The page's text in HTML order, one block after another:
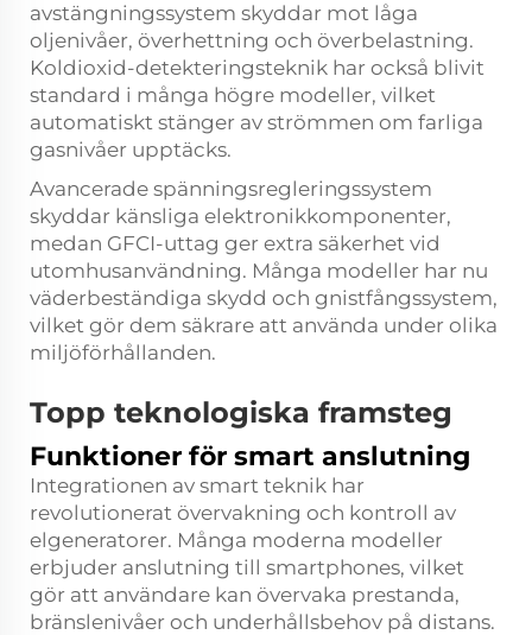
avstängningssystem skyddar mot låga
oljenivåer, överhettning och överbelastning.
Koldioxid-detekteringsteknik har också blivit
standard i många högre modeller, vilket
automatiskt stänger av strömmen om farliga
gasnivåer upptäcks.
Avancerade spänningsregleringssystem
skyddar känsliga elektronikkomponenter,
medan GFCI-uttag ger extra säkerhet vid
utomhusanvändning. Många modeller har nu
väderbeständiga skydd och gnistfångssystem,
vilket gör dem säkrare att använda under olika
miljöförhållanden.
Topp teknologiska framsteg
Funktioner för smart anslutning
Integrationen av smart teknik har
revolutionerat övervakning och kontroll av
elgeneratorer. Många moderna modeller
erbjuder anslutning till smartphones, vilket
gör att användare kan övervaka prestanda,
bränslenivåer och underhållsbehov på distans.